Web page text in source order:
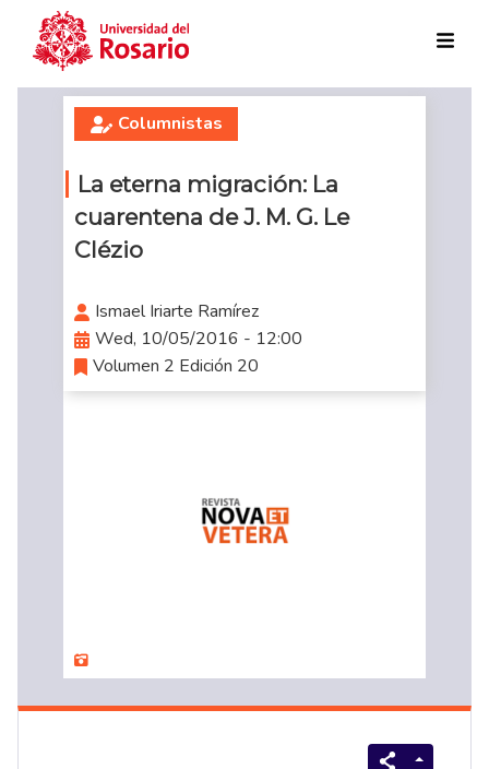
Skip to main content
Columnistas
La eterna migración: La
cuarentena de J. M. G. Le
Clézio
Ismael Iriarte Ramírez
Wed, 10/05/2016 - 12:00
Volumen 2 Edición 20